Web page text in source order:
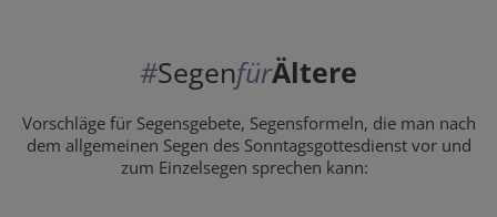
#SegenfürÄltere
Vorschläge für Segensgebete, Segensformeln, die man nach
dem allgemeinen Segen des Sonntagsgottesdienst vor und
zum Einzelsegen sprechen kann: